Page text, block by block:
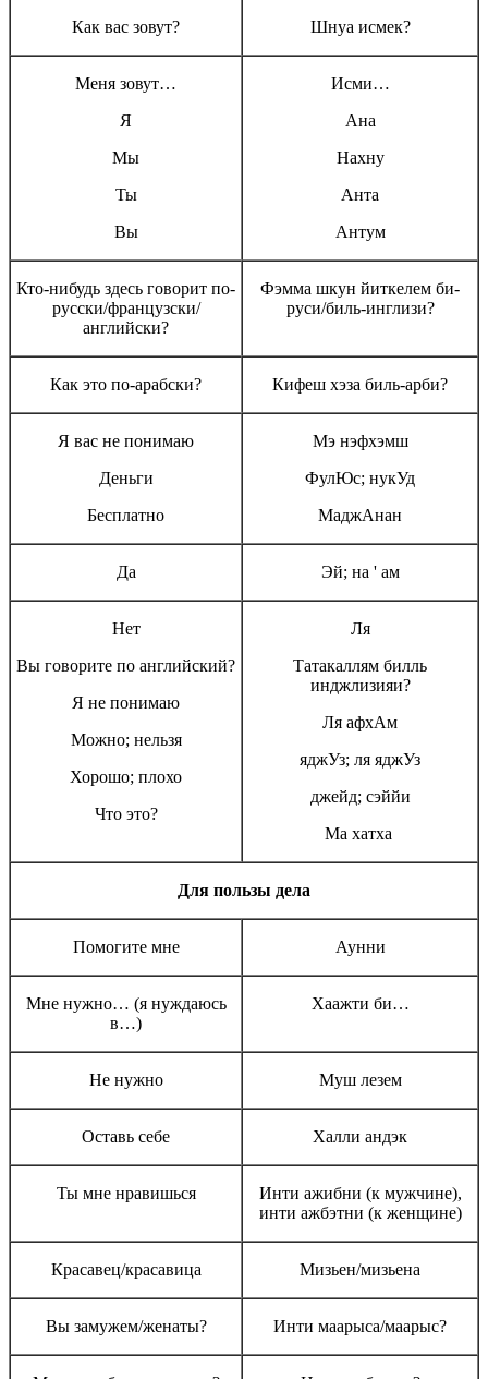
Как вас зовут? Шнуа исмек?
Меня зовут…
Я
Мы
Ты
Вы
Исми…
Ана
Нахну
Анта
Антум
Кто-нибудь здесь говорит по-
русски/французски/
английски?
Фэмма шкун йиткелем би-
руси/биль-инглизи?
Как это по-арабски? Кифеш хэза биль-арби?
Я вас не понимаю
Деньги
Бесплатно
Мэ нэфхэмш
ФулЮс; нукУд
МаджАнан
Да Эй; на ' ам
Нет
Вы говорите по английский?
Я не понимаю
Можно; нельзя
Хорошо; плохо
Что это?
Ля
Татакаллям билль
инджлизияи?
Ля афхАм
яджУз; ля яджУз
джейд; сэййи
Ма хатха
Для пользы дела
Помогите мне Аунни
Мне нужно… (я нуждаюсь
в…)
Хаажти би…
Не нужно Муш лезем
Оставь себе Халли андэк
Ты мне нравишься
Инти ажибни (к мужчине),
инти ажбэтни (к женщине)
Красавец/красавица Мизьен/мизьена
Вы замужем/женаты? Инти маарыса/маарыс?